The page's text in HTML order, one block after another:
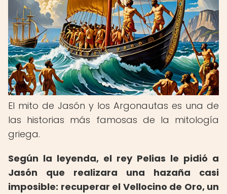
El mito de Jasón y los Argonautas es una de
las historias más famosas de la mitología
griega.
Según la leyenda, el rey Pelias le pidió a
Jasón que realizara una hazaña casi
imposible: recuperar el Vellocino de Oro, un